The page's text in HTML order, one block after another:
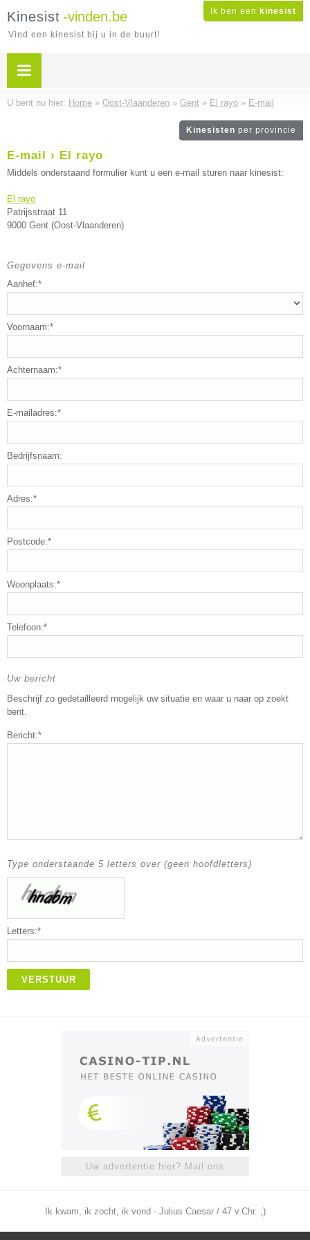
Ik ben een kinesist
Kinesist -vinden.be
Vind een kinesist bij u in de buurt!
U bent nu hier: Home » Oost-Vlaanderen » Gent » El rayo » E-mail
Kinesisten per provincie
E-mail › El rayo
Middels onderstaand formulier kunt u een e-mail sturen naar kinesist:
El rayo
Patrijsstraat 11
9000 Gent (Oost-Vlaanderen)
Gegevens e-mail
Aanhef:*
Voornaam:*
Achternaam:*
E-mailadres:*
Bedrijfsnaam:
Adres:*
Postcode:*
Woonplaats:*
Telefoon:*
Uw bericht
Beschrijf zo gedetailleerd mogelijk uw situatie en waar u naar op zoekt
bent.
Bericht:*
Type onderstaande 5 letters over (geen hoofdletters)
Letters:*
VERSTUUR
Uw advertentie hier? Mail ons
Ik kwam, ik zocht, ik vond - Julius Caesar / 47 v.Chr. ;)